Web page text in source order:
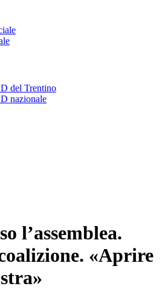
del Trentino
nazionale
l’assemblea.
«Aprire